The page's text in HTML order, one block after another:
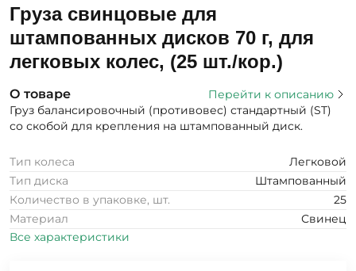
Груза свинцовые для
штампованных дисков 70 г, для
легковых колес, (25 шт./кор.)
О товаре
Перейти к описанию
Груз балансировочный (противовес) стандартный (ST)
со скобой для крепления на штампованный диск.
Тип колеса
Легковой
Тип диска
Штампованный
Количество в упаковке, шт.
25
Материал
Свинец
Все характеристики